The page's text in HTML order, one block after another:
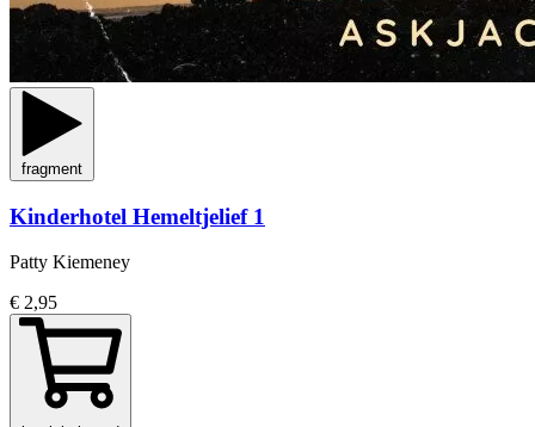
fragment
Kinderhotel Hemeltjelief 1
Patty Kiemeney
€ 2,95